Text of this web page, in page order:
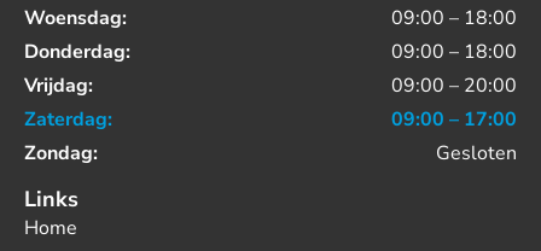
Woensdag:
09:00 – 18:00
Donderdag:
09:00 – 18:00
Vrijdag:
09:00 – 20:00
Zaterdag:
09:00 – 17:00
Zondag:
Gesloten
Links
Home